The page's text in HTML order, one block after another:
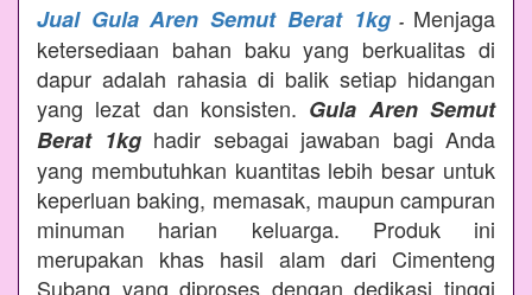
Jual Gula Aren Semut Berat 1kg- Menjaga
ketersediaan bahan baku yang berkualitas di
dapur adalah rahasia di balik setiap hidangan
yang lezat dan konsisten. Gula Aren Semut
Berat 1kghadir sebagai jawaban bagi Anda
yang membutuhkan kuantitas lebih besar untuk
keperluan baking, memasak, maupun campuran
minuman harian keluarga. Produk ini
merupakan khas hasil alam dari Cimenteng
Subang yang diproses dengan dedikasi tinggi